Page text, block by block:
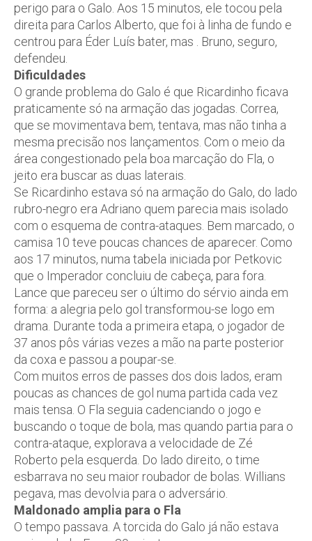
perigo para o Galo. Aos 15 minutos, ele tocou pela
direita para Carlos Alberto, que foi à linha de fundo e
centrou para Éder Luís bater, mas . Bruno, seguro,
defendeu.
Dificuldades
O grande problema do Galo é que Ricardinho ficava
praticamente só na armação das jogadas. Correa,
que se movimentava bem, tentava, mas não tinha a
mesma precisão nos lançamentos. Com o meio da
área congestionado pela boa marcação do Fla, o
jeito era buscar as duas laterais.
Se Ricardinho estava só na armação do Galo, do lado
rubro-negro era Adriano quem parecia mais isolado
com o esquema de contra-ataques. Bem marcado, o
camisa 10 teve poucas chances de aparecer. Como
aos 17 minutos, numa tabela iniciada por Petkovic
que o Imperador concluiu de cabeça, para fora.
Lance que pareceu ser o último do sérvio ainda em
forma: a alegria pelo gol transformou-se logo em
drama. Durante toda a primeira etapa, o jogador de
37 anos pôs várias vezes a mão na parte posterior
da coxa e passou a poupar-se.
Com muitos erros de passes dos dois lados, eram
poucas as chances de gol numa partida cada vez
mais tensa. O Fla seguia cadenciando o jogo e
buscando o toque de bola, mas quando partia para o
contra-ataque, explorava a velocidade de Zé
Roberto pela esquerda. Do lado direito, o time
esbarrava no seu maior roubador de bolas. Willians
pegava, mas devolvia para o adversário.
Maldonado amplia para o Fla
O tempo passava. A torcida do Galo já não estava